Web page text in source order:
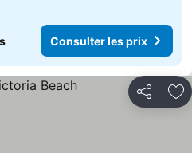
Consulter les prix
Partager